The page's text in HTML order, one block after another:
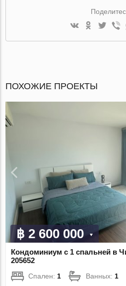
ПОХОЖИЕ ПРОЕКТЫ
฿ 2 600 000
Кондоминиум с 1 спальней в
205652
Спален:1 Ванных:1